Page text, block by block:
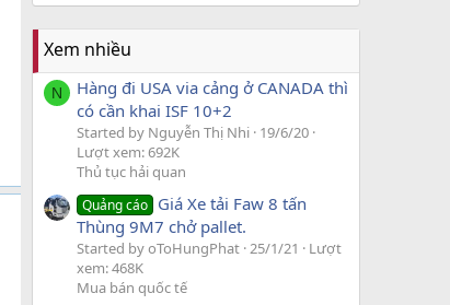
Xem nhiều
N
Hàng đi USA via cảng ở CANADA thì
có cần khai ISF 10+2
Started by Nguyễn Thị Nhi 19/6/20
Lượt xem: 692K
Thủ tục hải quan
Quảng cáo Giá Xe tải Faw 8 tấn
Thùng 9M7 chở pallet.
Started by oToHungPhat 25/1/21
Lượt
xem: 468K
Mua bán quốc tế